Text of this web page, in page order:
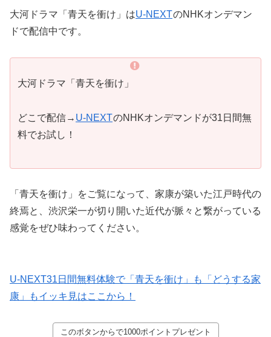
大河ドラマ「青天を衝け」はU-NEXTのNHKオンデマン
ドで配信中です。
大河ドラマ「青天を衝け」
どこで配信→ U-NEXTのNHKオンデマンドが31日間無
料でお試し！
「青天を衝け」をご覧になって、家康が築いた江戸時代の
終焉と、渋沢栄一が切り開いた近代が脈々と繋がっている
感覚をぜひ味わってください。
U-NEXT31日間無料体験で「青天を衝け」も「どうする家
康」もイッキ見はここから！
このボタンからで1000ポイントプレゼント